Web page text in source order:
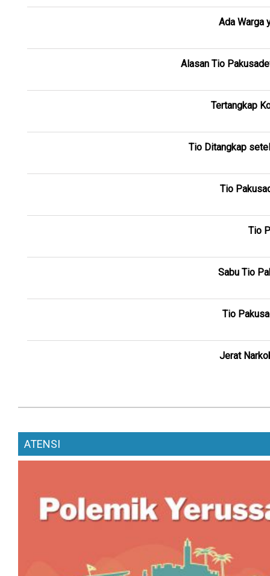
Ada Warga
Alasan Tio
Tertangkap
Tio Ditangkap
Tio
Tio
Sabu Tio
Tio
Jerat
ATENSI